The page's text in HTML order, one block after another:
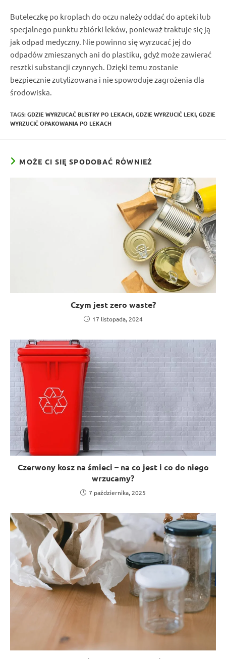
Buteleczkę po kroplach do oczu należy oddać do apteki lub
specjalnego punktu zbiórki leków, ponieważ traktuje się ją
jak odpad medyczny. Nie powinno sięwyrzucać jej do
odpadów zmieszanych ani do plastiku, gdyż może zawierać
resztki substancji czynnych. Dzięki temu zostanie
bezpiecznie zutylizowana i nie spowoduje zagrożenia dla
środowiska.
TAGS:GDZIE WYRZUCAĆ BLISTRY PO LEKACH,GDZIE WYRZUCIĆ LEKI,GDZIE
WYRZUCIĆ OPAKOWANIA PO LEKACH
MOŻE CI SIĘ SPODOBAĆ RÓWNIEŻ
Czym jest zero waste?
17 listopada, 2024
Czerwony kosz na śmieci – na co jest i co do niego
wrzucamy?
7 października, 2025